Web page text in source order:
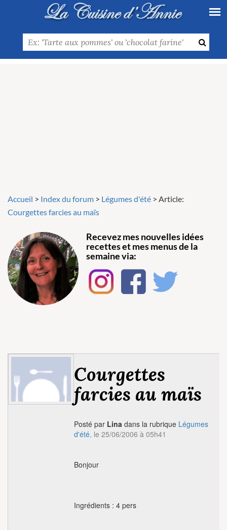
Accueil > Index du forum > Légumes d'été > Article:
Courgettes farcies au maïs
Recevez mes nouvelles idées
recettes et mes menus de la
semaine via:
Courgettes
farcies au maïs
Posté par Lina dans la rubrique Légumes
d'été, le 25/06/2006 à 05h41
Bonjour
Ingrédients : 4 pers